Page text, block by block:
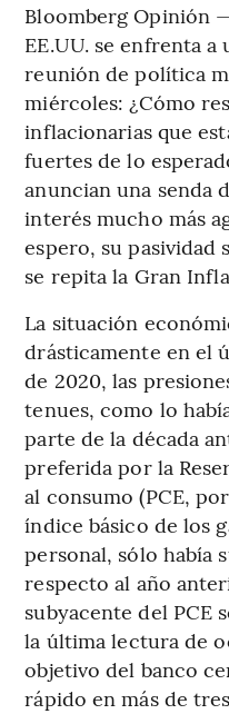
Bloomberg Opinión
EE.UU. se enfrenta
reunión de política
miércoles: ¿Cómo
inflacionarias que
fuertes de lo
anuncian una senda
interés mucho más
espero, su pasividad
se repita la Gran
La situación
drásticamente en el
de 2020, las
tenues, como lo
parte de la década
preferida por la
al consumo (PCE,
índice básico de los
personal, sólo había
respecto al año
subyacente del PCE
la última lectura de
objetivo del banco
rápido en más de